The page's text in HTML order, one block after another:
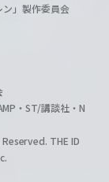
」製作委員会
・ST/講談社・N
THE ID